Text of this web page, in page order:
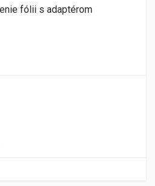
fólii s adaptérom